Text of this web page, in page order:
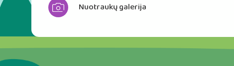
Nuotraukų galerija